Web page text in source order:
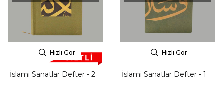
Hızlı Gör
İslami Sanatlar Defter - 2
Hızlı Gör
İslami Sanatlar Defter - 1